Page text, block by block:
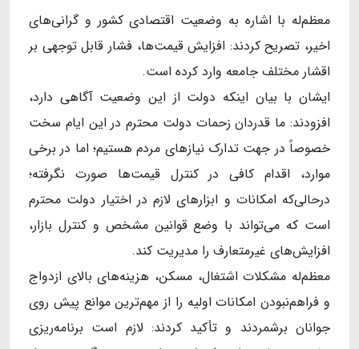
معظم‌له با اشاره به وضعیت اقتصادی کشور و گرانی‌های
اخیر، تصریح کردند: افزایش قیمت‌ها، فشار قابل توجهی بر
اقشار مختلف جامعه وارد کرده است.
ایشان با بیان اینکه دولت از این وضعیت آگاهی دارد،
افزودند: ما قدردان زحمات دولت محترم در این ایام سخت
خصوصاً در جهت تدارک نیازهای مردم هستیم؛ اما در برخی
موارد، اقدام کافی در کنترل قیمت‌ها صورت نگرفته؛
درحالی‌که امکانات و ابزارهای لازم در اختیار دولت محترم
است که می‌تواند با وضع قوانین مشخص و کنترل بازار،
افزایش‌های غیرمتعارف را مدیریت کند.
معظم‌له مشکلات اشتغال، مسکن، هزینه‌های بالای ازدواج
و فراهم‌نبودن امکانات اولیه را از مهم‌ترین موانع پیش ‌روی
جوانان برشمردند و تأکید کردند: لازم است برنامه‌ریزی